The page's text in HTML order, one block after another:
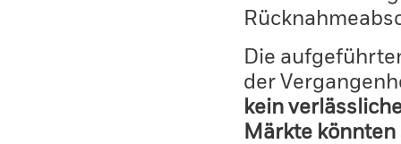
Die
der
kein
Märkte